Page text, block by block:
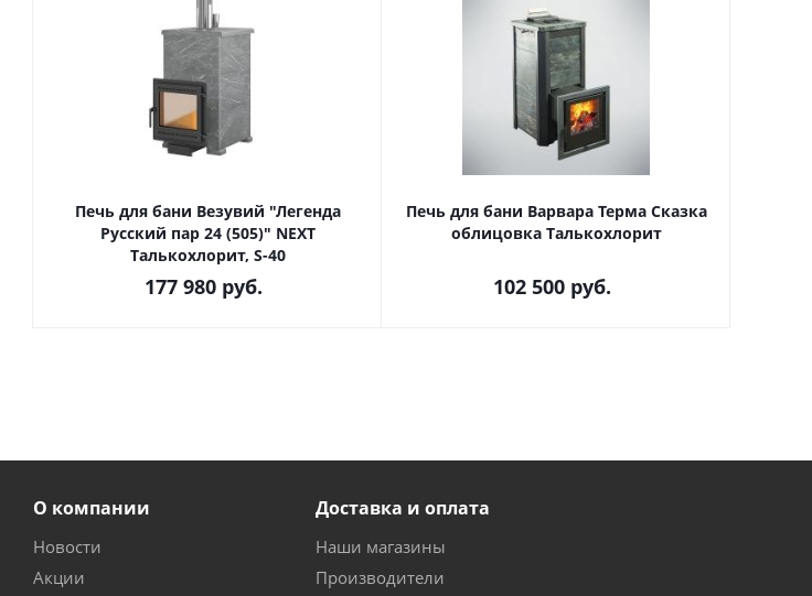
Печь для бани Везувий "Легенда
Русский пар 24 (505)" NEXT
Талькохлорит, S-40
177 980 руб.
Печь для бани Варвара Терма Сказка
облицовка Талькохлорит
102 500 руб.
О компании
Новости
Акции
Доставка и оплата
Наши магазины
Производители